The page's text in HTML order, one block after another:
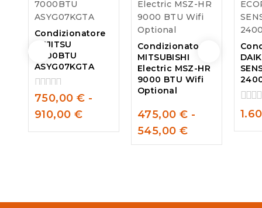
Condizionatore
FUJITSU
7000BTU
ASYG07KGTA
0
out
of
5
750,00 € -
910,00 €
Condizionatore
MITSUBISHI
Electric MSZ-HR
9000 BTU Wifi
Optional
out
of
475,00 € -
545,00 €
0
out
of